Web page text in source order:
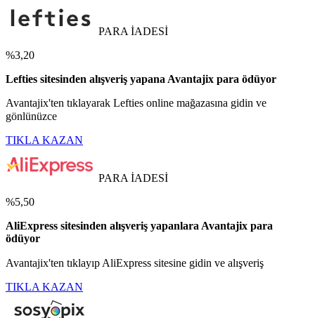
PARA İADESİ
%3,20
Lefties sitesinden alışveriş yapana Avantajix para ödüyor
Avantajix'ten tıklayarak Lefties online mağazasına gidin ve
gönlünüzce
TIKLA KAZAN
PARA İADESİ
%5,50
AliExpress sitesinden alışveriş yapanlara Avantajix para
ödüyor
Avantajix'ten tıklayıp AliExpress sitesine gidin ve alışveriş
TIKLA KAZAN